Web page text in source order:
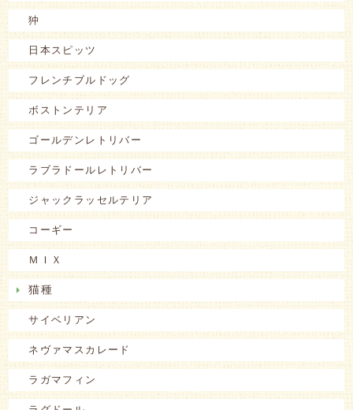
狆
日本スピッツ
フレンチブルドッグ
ボストンテリア
ゴールデンレトリバー
ラブラドールレトリバー
ジャックラッセルテリア
コーギー
ＭＩＸ
猫種
サイベリアン
ネヴァマスカレード
ラガマフィン